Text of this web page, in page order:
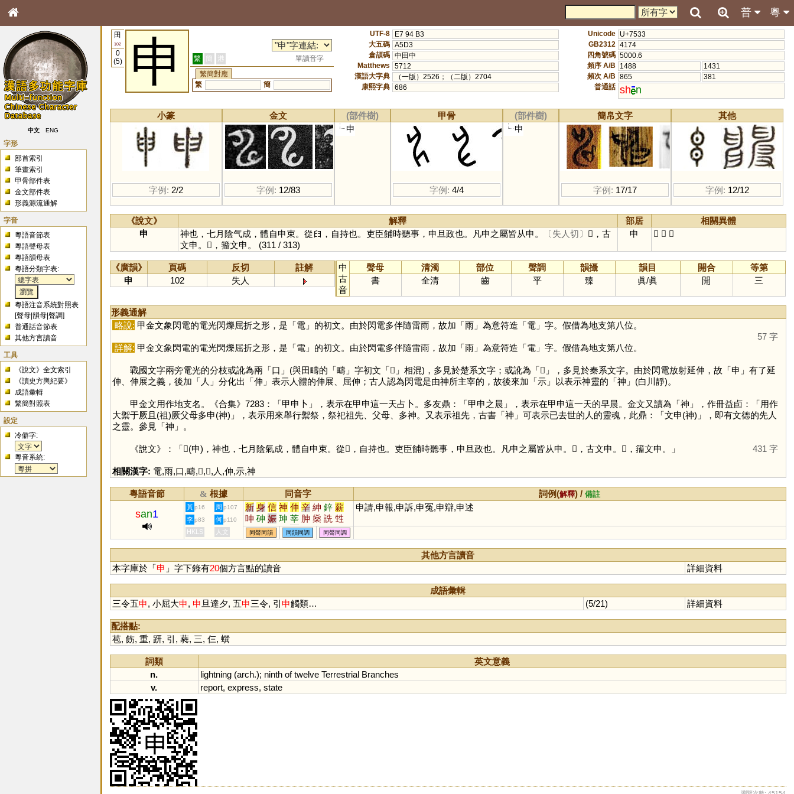
粵
普
中文 ENG
字形
部首索引
筆畫索引
甲骨部件表
金文部件表
形義源流通解
字音
粵語音節表
粵語聲母表
粵語韻母表
粵語分類字表:
粵語注音系統對照表
[聲母 |韻母 |聲調]
普通話音節表
其他方言讀音
工具
《說文》全文索引
《讀史方輿紀要》
成語彙輯
繁簡對照表
設定
冷僻字:
粵音系統:
田
102
0
(5)
申 繁 簡 港
單讀音字
繁簡對應
繁
簡
UTF-8
E7 94 B3
大五碼 A5D3
倉頡碼 中田中
Matthews
5712
漢語大字典
（一版）2526；（二版）2704
康熙字典 686
Unicode U+7533
GB2312 4174
四角號碼 5000.6
頻序 A/B
1488
1431
頻次 A/B 865
381
普通話 sh n
小篆
字例: 2/2
金文
字例: 12/83
(部件樹)
申
甲骨
字例: 4/4
(部件樹)
申
簡帛文字
字例: 17/17
其他
字例: 12/12
《說文》 解釋 部居
相關異體
申
神也，七月陰气成，體自申束。從𦥑，自持也。吏臣餔時聽事，申旦政也。凡申之屬皆从申。 〔失人切〕
𠵓，古
文申。𢑚，籀文申。 (311 / 313)
申 𦥔 𠵓 𢑚
《廣韻》 頁碼 反切
註解
申
102 失人
中
古
音
聲母 清濁 部位 聲調 韻攝 韻目 開合
等第
書
全清 齒 平 臻 眞/眞 開 三
形義通解
略說: 甲金文象閃電的電光閃爍屈折之形，是「電」的初文。由於閃電多伴隨雷雨，故加「雨」為意符造「電」字。假借為地支第八位。
57 字
詳解: 甲金文象閃電的電光閃爍屈折之形，是「電」的初文。由於閃電多伴隨雷雨，故加「雨」為意符造「電」字。假借為地支第八位。
戰國文字兩旁電光的分枝或訛為兩「口 」(與田疇的「疇」字初文「𠃬 」相混)，多見於楚系文字；或訛為「𦥑 」，多見於秦系文字。由於閃電放射延伸，故「申 」有了延
伸、伸展之義，後加「人 」分化出「伸 」表示人體的伸展、屈伸；古人認為閃電是由神所主宰的，故後來加「示」以表示神靈的「神 」(白川靜)。
甲金文用作地支名。《合集》7283：「甲申卜」，表示在甲申這一天占卜。多友鼎：「甲申之晨」，表示在甲申這一天的早晨。金文又讀為「神 」，作冊益卣：「用作
大禦于厥且(祖)厥父母多申(神)」，表示用來舉行禦祭，祭祀祖先、父母、多神。又表示祖先，古書「神 」可表示已去世的人的靈魂，此鼎：「文申(神)」，即有文德的先人
之靈。參見「神 」。
《說文》：「𦥔(申)，神也，七月陰氣成，體自申束。從𦥑，自持也。吏臣餔時聽事，申旦政也。凡申之屬皆从申。𠵓，古文申。𢑚，籒文申。」 431 字
相關漢字: 電,雨,口,疇,𠃬,𦥑,人,伸,示,神
粵語音節 & 根據 同音字 詞例(解釋) /備註
san1
黃 p16 周 p107 新 身 信 神 伸 辛 紳 鋅 薪
呻 砷 娠 珅 莘 胂 燊 詵 甡
鯓 眒 阠 柛 嫀 妽 峷 槂 駪
兟 籸 氠 屾 侁
申請,申報,申訴,申冤,申辯,申述
李 p83 何 p110
HKLS 人文 同聲同韻 同韻同調 同聲同調
其他方言讀音
本字庫於「申 」字下錄有20個方言點的讀音 詳細資料
成語彙輯
三令五申, 小屈大申, 申 旦達夕, 五申三令, 引 申觸類… (5/21) 詳細資料
配搭點:
苞, 飭, 重, 趼, 引 , 蕤, 三, 仨, 蟤
詞類
英文意義
n.
lightning(arch.); ninth of twelve Terrestrial Branches
v.
report, express, state